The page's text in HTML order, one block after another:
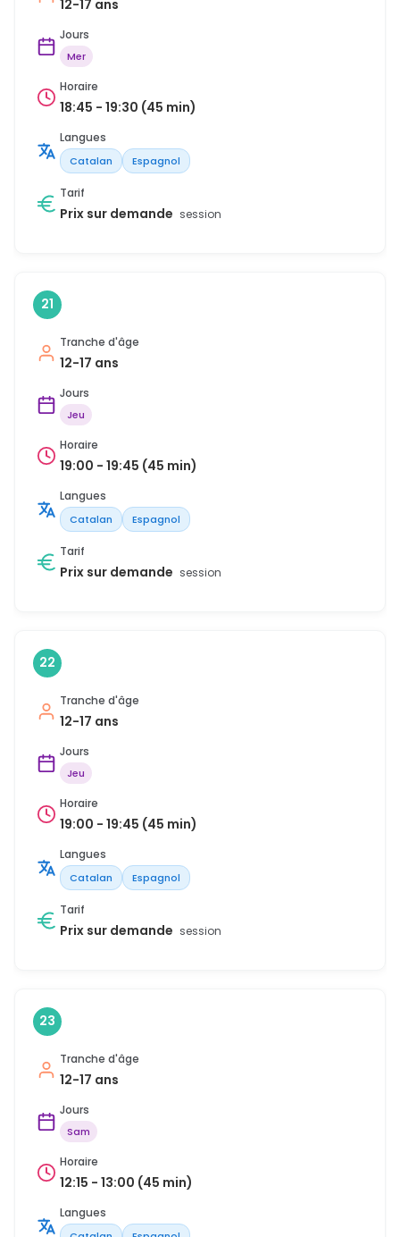
12-17 ans
Jours
Mer
Horaire
18:45 - 19:30 (45 min)
Langues
Catalan Espagnol
Tarif
Prix sur demande session
21
Tranche d'âge
12-17 ans
Jours
Jeu
Horaire
19:00 - 19:45 (45 min)
Langues
Catalan Espagnol
Tarif
Prix sur demande session
22
Tranche d'âge
12-17 ans
Jours
Jeu
Horaire
19:00 - 19:45 (45 min)
Langues
Catalan Espagnol
Tarif
Prix sur demande session
23
Tranche d'âge
12-17 ans
Jours
Sam
Horaire
12:15 - 13:00 (45 min)
Langues